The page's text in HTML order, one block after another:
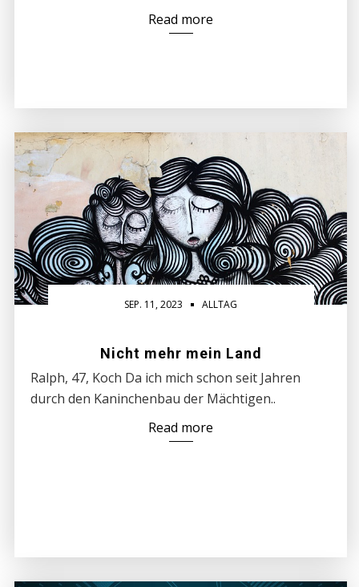
Read more
SEP. 11, 2023 ALLTAG
Nicht mehr mein Land
Ralph, 47, Koch Da ich mich schon seit Jahren
durch den Kaninchenbau der Mächtigen..
Read more